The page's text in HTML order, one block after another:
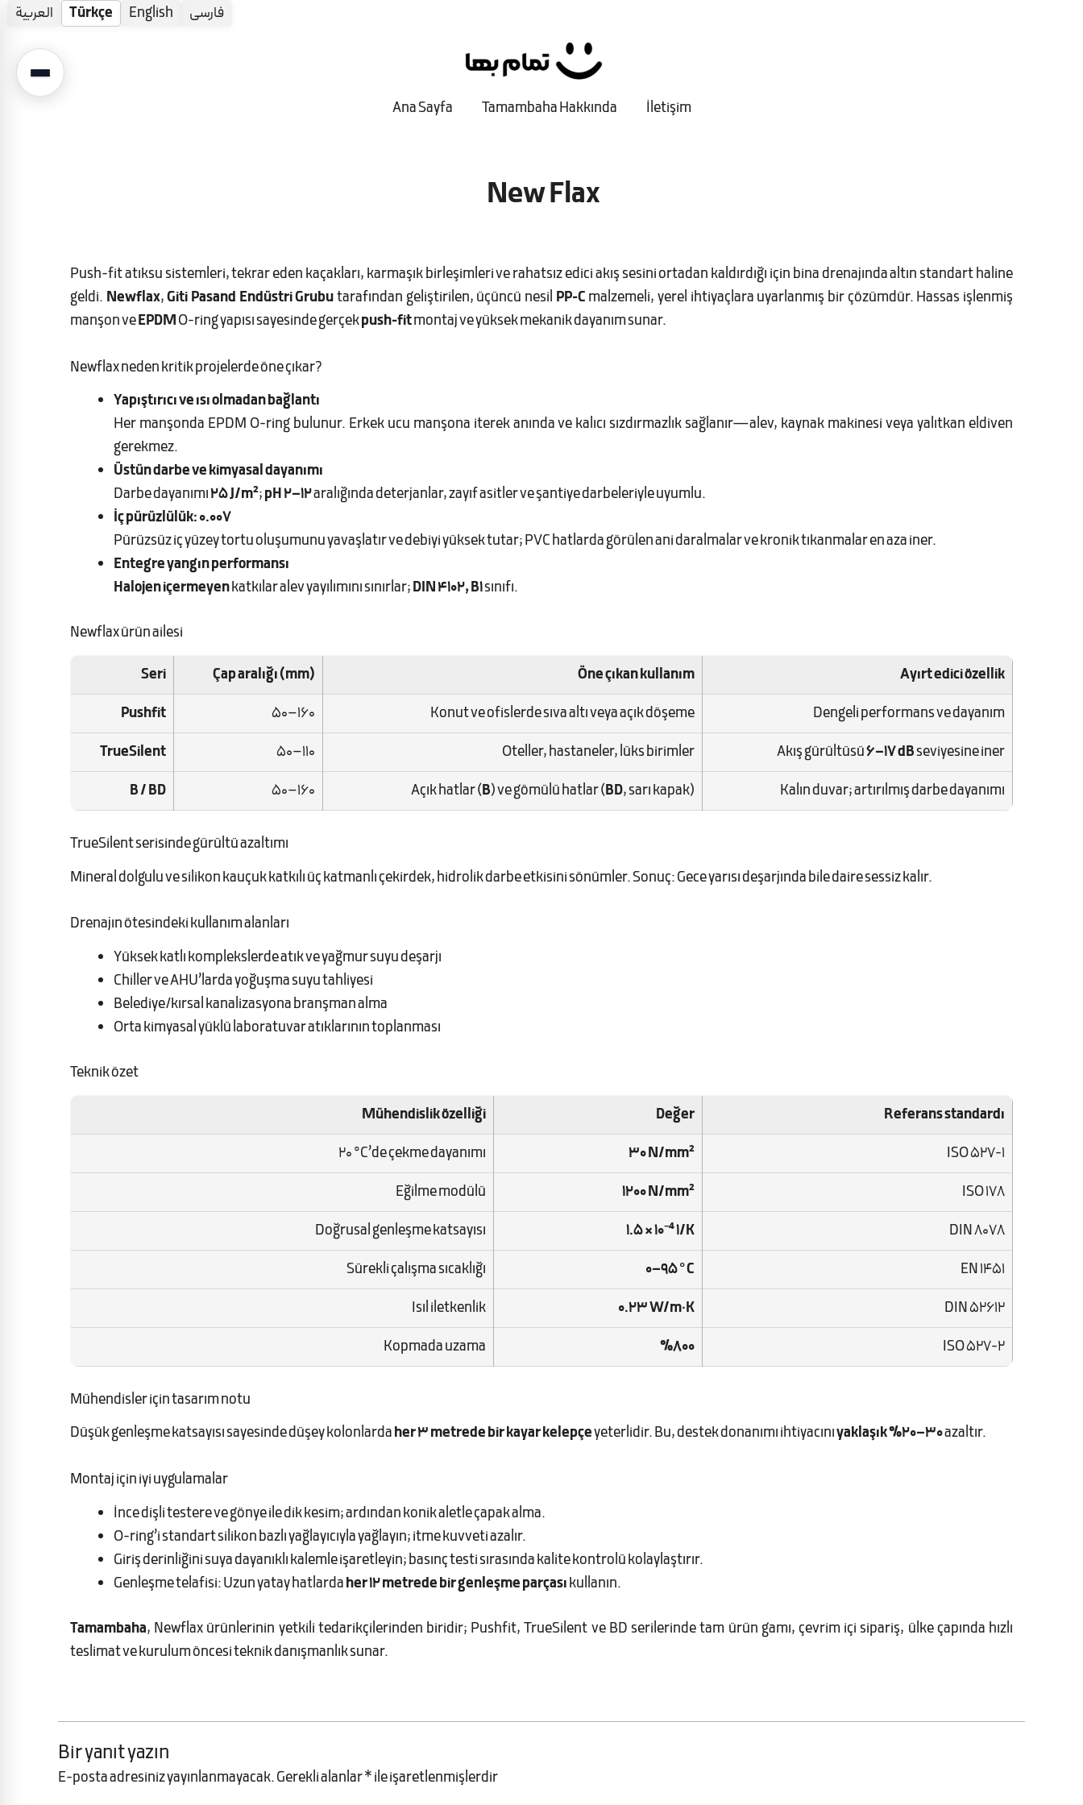
العربية Türkçe English
فارسی
atla
Ana Sayfa Tamambaha Hakkında İletişim
New Flax
Push-fit atıksu sistemleri, tekrar eden kaçakları, karmaşık birleşimleri ve rahatsız edici akış sesini ortadan kaldırdığı için bina drenajında altın standart haline
geldi. Newflax,Giti Pasand Endüstri Grubutarafından geliştirilen, üçüncü nesil PP-Cmalzemeli, yerel ihtiyaçlara uyarlanmış bir çözümdür. Hassas işlenmiş
manşon veEPDMO-ring yapısı sayesinde gerçekpush-fitmontaj ve yüksek mekanik dayanım sunar.
Newflax neden kritik projelerde öne çıkar?
Yapıştırıcı ve ısı olmadan bağlantı
Her manşonda EPDM O-ring bulunur. Erkek ucu manşona iterek anında ve kalıcı sızdırmazlık sağlanır—alev, kaynak makinesi veya yalıtkan eldiven
gerekmez.
Üstün darbe ve kimyasal dayanımı
Darbe dayanımı25 J/m²;pH 2–12aralığında deterjanlar, zayıf asitler ve şantiye darbeleriyle uyumlu.
İç pürüzlülük: 0.007
Pürüzsüz iç yüzey tortu oluşumunu yavaşlatır ve debiyi yüksek tutar; PVC hatlarda görülen ani daralmalar ve kronik tıkanmalar en aza iner.
Entegre yangın performansı
Halojen içermeyenkatkılar alev yayılımını sınırlar;DIN 4102, B1sınıfı.
Newflax ürün ailesi
Seri
Çap aralığı (mm) Öne çıkan kullanım
Ayırt edici özellik
Pushfit
50–160 Konut ve ofislerde sıva altı veya açık döşeme
Dengeli performans ve dayanım
TrueSilent
50–110 Oteller, hastaneler, lüks birimler Akış gürültüsü6–17 dBseviyesine iner
B / BD
50–160 Açık hatlar (B) ve gömülü hatlar (BD, sarı kapak) Kalın duvar; artırılmış darbe dayanımı
TrueSilent serisinde gürültü azaltımı
Mineral dolgulu ve silikon kauçuk katkılı üç katmanlı çekirdek, hidrolik darbe etkisini sönümler. Sonuç: Gece yarısı deşarjında bile daire sessiz kalır.
Drenajın ötesindeki kullanım alanları
Yüksek katlı komplekslerde atık ve yağmur suyu deşarjı
Chiller ve AHU’larda yoğuşma suyu tahliyesi
Belediye/kırsal kanalizasyona branşman alma
Orta kimyasal yüklü laboratuvar atıklarının toplanması
Teknik özet
Mühendislik özelliği
Değer
Referans standardı
20 °C’de çekme dayanımı
30 N/mm²
ISO 527-1
Eğilme modülü
1200 N/mm²
ISO 178
Doğrusal genleşme katsayısı
1.5 × 10⁻⁴ 1/K
DIN 8078
Sürekli çalışma sıcaklığı
0–95 °C
EN 1451
Isıl iletkenlik
0.23 W/m·K
DIN 52612
Kopmada uzama
%800 ISO 527-2
Mühendisler için tasarım notu
Düşük genleşme katsayısı sayesinde düşey kolonlardaher 3 metrede bir kayar kelepçeyeterlidir. Bu, destek donanımı ihtiyacınıyaklaşık %20–30azaltır.
Montaj için iyi uygulamalar
İnce dişli testere ve gönye ile dik kesim; ardından konik aletle çapak alma.
O-ring’i standart silikon bazlı yağlayıcıyla yağlayın; itme kuvveti azalır.
Giriş derinliğini suya dayanıklı kalemle işaretleyin; basınç testi sırasında kalite kontrolü kolaylaştırır.
Genleşme telafisi: Uzun yatay hatlardaher 12 metrede bir genleşme parçasıkullanın.
Tamambaha, Newflax ürünlerinin yetkili tedarikçilerinden biridir; Pushfit, TrueSilent ve BD serilerinde tam ürün gamı, çevrim içi sipariş, ülke çapında hızlı
teslimat ve kurulum öncesi teknik danışmanlık sunar.
Bir yanıt yazın
E-posta adresiniz yayınlanmayacak.Gerekli alanlar*ile işaretlenmişlerdir